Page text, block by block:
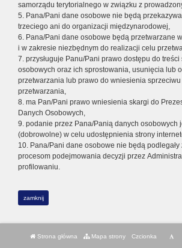
samorządu terytorialnego w związku z
5. Pana/Pani dane osobowe nie będą
trzeciego ani do organizacji międzynarodowej,
6. Pana/Pani dane osobowe będą przetwarzane
i w zakresie niezbędnym do realizacji celu
7. przysługuje Panu/Pani prawo dostępu do
osobowych oraz ich sprostowania, usunięcia lub
przetwarzania lub prawo do wniesienia
przetwarzania,
8. ma Pan/Pani prawo wniesienia skargi do
Danych Osobowych,
9. podanie przez Pana/Panią danych osobowych
(dobrowolne) w celu udostępnienia strony
10. Pana/Pani dane osobowe nie będą
procesom podejmowania decyzji przez
profilowaniu.
zamknij
Strona główna Mapa strony Czcionka